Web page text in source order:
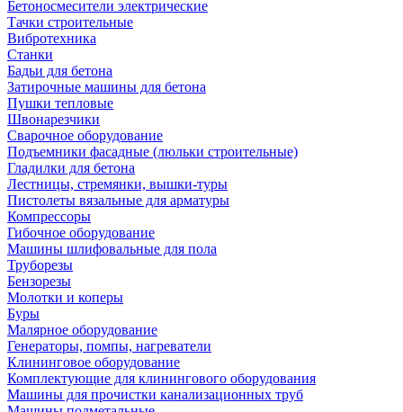
Бетоносмесители электрические
Тачки строительные
Вибротехника
Станки
Бадьи для бетона
Затирочные машины для бетона
Пушки тепловые
Швонарезчики
Сварочное оборудование
Подъемники фасадные (люльки строительные)
Гладилки для бетона
Лестницы, стремянки, вышки-туры
Пистолеты вязальные для арматуры
Компрессоры
Гибочное оборудование
Машины шлифовальные для пола
Труборезы
Бензорезы
Молотки и коперы
Буры
Малярное оборудование
Генераторы, помпы, нагреватели
Клининговое оборудование
Комплектующие для клинингового оборудования
Машины для прочистки канализационных труб